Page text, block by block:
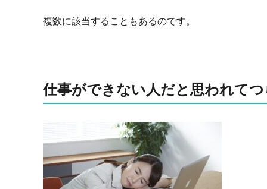
複数に該当することもあるのです。
仕事ができない人だと思われて